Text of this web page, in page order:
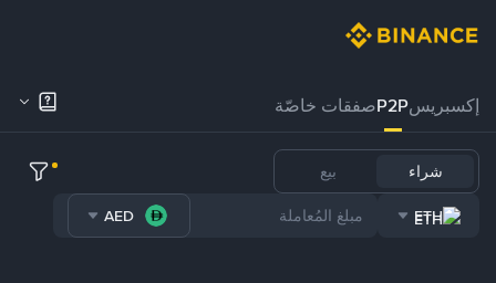
إكسبريسP2Pصفقات خاصّة
شراء بيع
ETH
AED